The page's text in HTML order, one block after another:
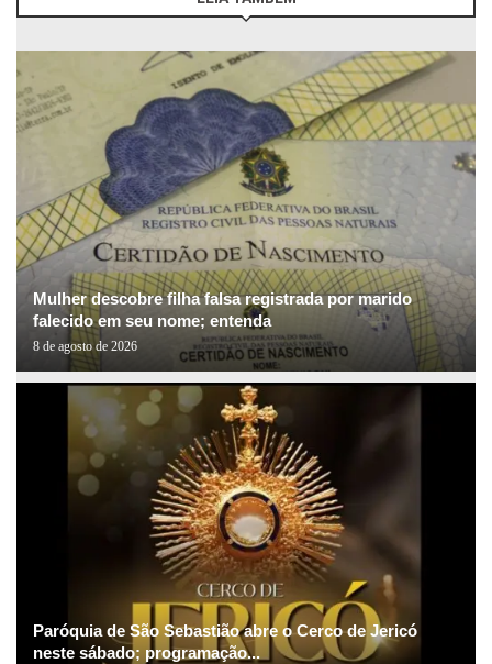
Mulher descobre filha falsa registrada por marido
falecido em seu nome; entenda
8 de agosto de 2026
Paróquia de São Sebastião abre o Cerco de Jericó
neste sábado; programação...